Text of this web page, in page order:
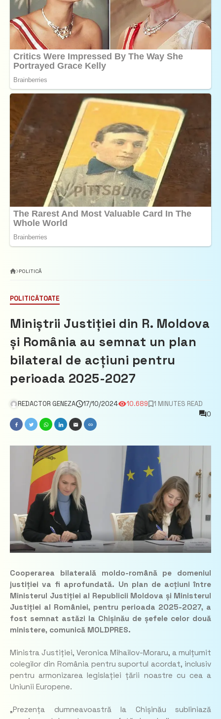
POLITICĂ
POLITICĂTOATE
Miniștrii Justiției din R. Moldova
și România au semnat un plan
bilateral de acțiuni pentru
perioada 2025-2027
REDACTOR GENEZA 17/10/2024 10.689
1 MINUTES READ
0
Cooperarea bilaterală moldo-română pe domeniul
justiției va fi aprofundată. Un plan de acțiuni între
Ministerul Justiției al Republicii Moldova și Ministerul
Justiției al României, pentru perioada 2025-2027, a
fost semnat astăzi la Chișinău de șefele celor două
ministere, comunică MOLDPRES.
Ministra Justiției, Veronica Mihailov-Moraru, a mulțumit
colegilor din România pentru suportul acordat, inclusiv
pentru armonizarea legislației țării noastre cu cea a
Uniunii Europene.
„Prezența dumneavoastră la Chișinău subliniază